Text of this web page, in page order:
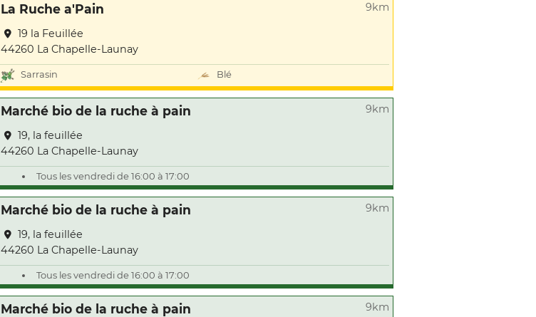
La Ruche a'Pain 9km
19 la Feuillée
44260 La Chapelle-Launay
Sarrasin Blé
Marché bio de la ruche à pain 9km
19, la feuillée
44260 La Chapelle-Launay
Tous les vendredi de 16:00 à 17:00
Marché bio de la ruche à pain 9km
19, la feuillée
44260 La Chapelle-Launay
Tous les vendredi de 16:00 à 17:00
Marché bio de la ruche à pain 9km